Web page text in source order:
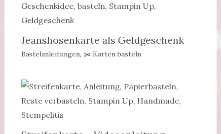
Jeanshosenkarte als Geldgeschenk
Bastelanleitungen, ✂️ Karten basteln